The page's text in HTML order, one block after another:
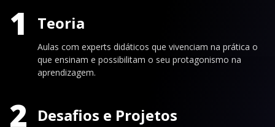
1 Teoria
Aulas com experts didáticos que vivenciam na prática o
que ensinam e possibilitam o seu protagonismo na
aprendizagem.
2 Desafios e Projetos